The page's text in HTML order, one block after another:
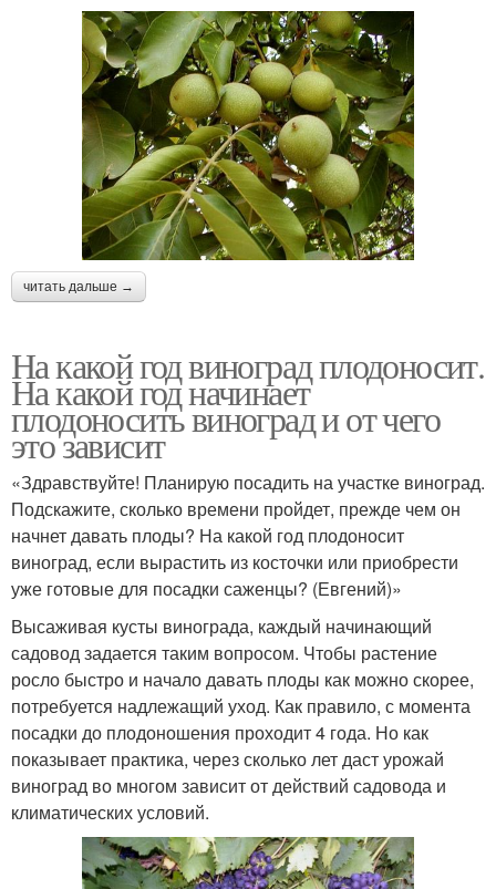
читать дальше →
На какой год виноград плодоносит.
На какой год начинает
плодоносить виноград и от чего
это зависит
«Здравствуйте! Планирую посадить на участке виноград.
Подскажите, сколько времени пройдет, прежде чем он
начнет давать плоды? На какой год плодоносит
виноград, если вырастить из косточки или приобрести
уже готовые для посадки саженцы? (Евгений)»
Высаживая кусты винограда, каждый начинающий
садовод задается таким вопросом. Чтобы растение
росло быстро и начало давать плоды как можно скорее,
потребуется надлежащий уход. Как правило, с момента
посадки до плодоношения проходит 4 года. Но как
показывает практика, через сколько лет даст урожай
виноград во многом зависит от действий садовода и
климатических условий.